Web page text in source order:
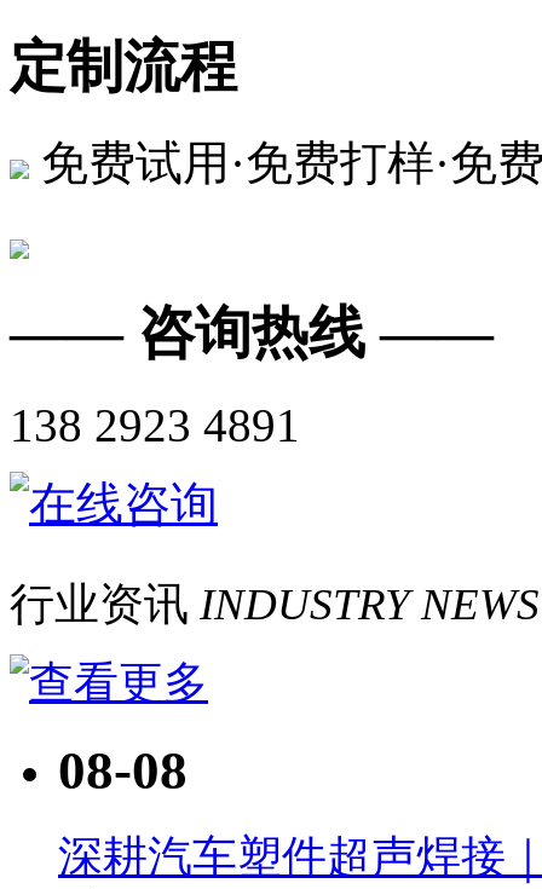
定制流程
免费试用·免费打样·免
—— 咨询热线 ——
138 2923 4891
行业资讯 INDUSTRY NEWS
08-08
深耕汽车塑件超声焊接